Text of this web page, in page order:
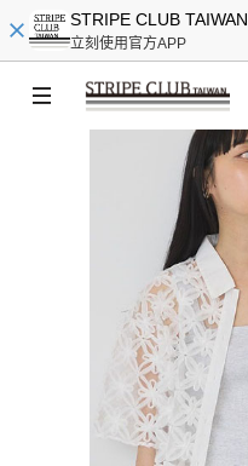
STRIPE CLUB TAIWAN
立刻使用官方APP